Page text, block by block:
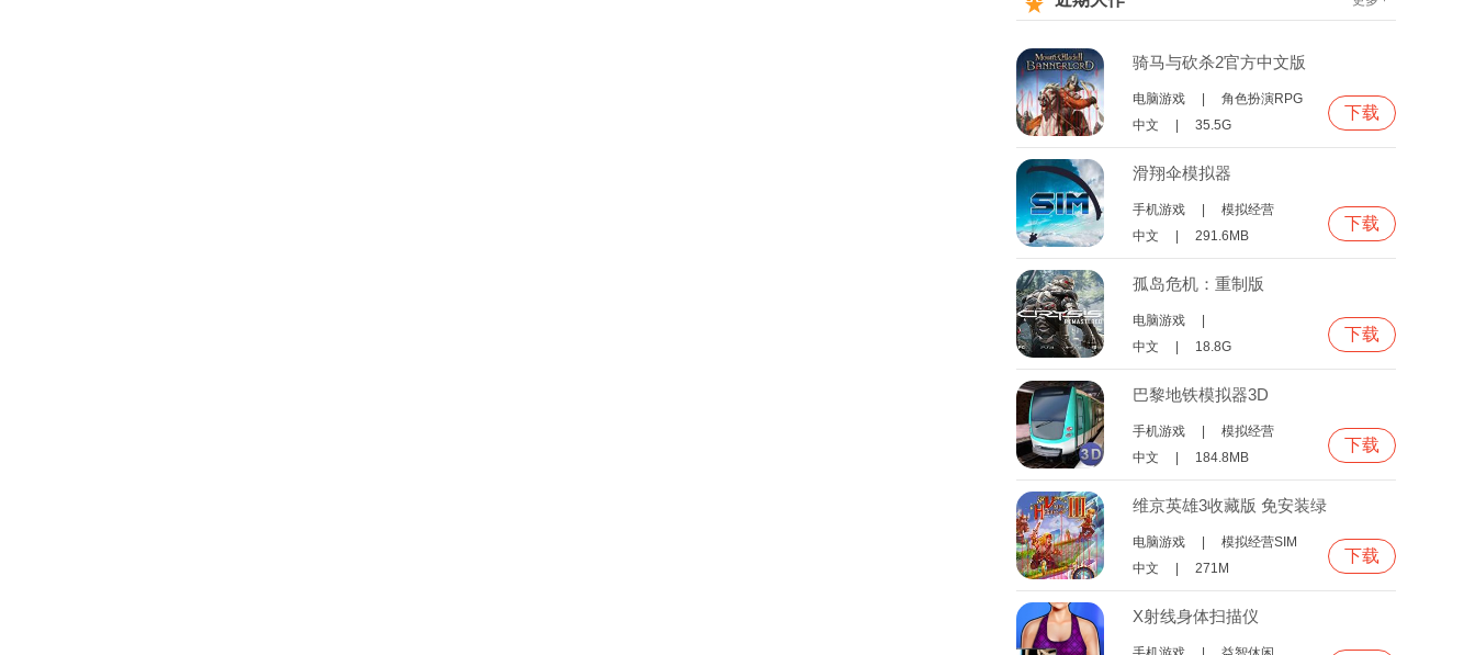
骑马与砍杀2官方中文版
电脑游戏
角色扮演RPG
中文
35.5G
下载
滑翔伞模拟器
手机游戏
模拟经营
中文
291.6MB
下载
孤岛危机：重制版
电脑游戏
第一人称射击FPS
中文 18.8G
下载
巴黎地铁模拟器3D
手机游戏
模拟经营
中文
184.8MB
下载
维京英雄3收藏版 免安装绿
电脑游戏
模拟经营SIM
中文
271M
下载
X射线身体扫描仪